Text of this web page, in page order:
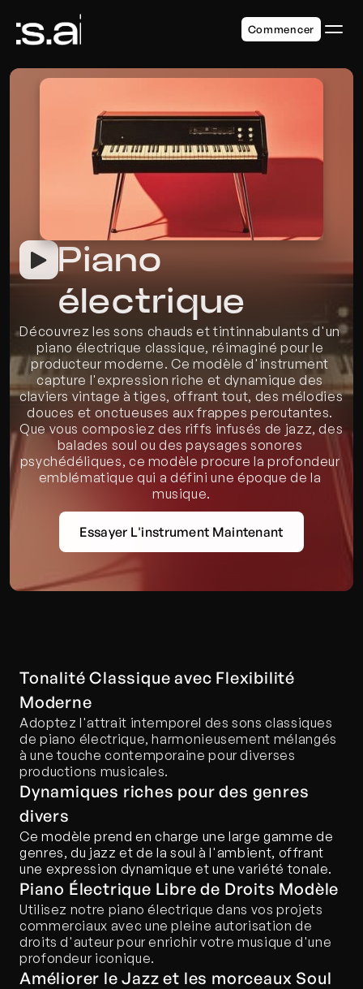
Piano
électrique
Découvrez les sons chauds et tintinnabulants d'un
piano électrique classique, réimaginé pour le
producteur moderne. Ce modèle d'instrument
capture l'expression riche et dynamique des
claviers vintage à tiges, offrant tout, des mélodies
douces et onctueuses aux frappes percutantes.
Que vous composiez des riffs infusés de jazz, des
balades soul ou des paysages sonores
psychédéliques, ce modèle procure la profondeur
emblématique qui a défini une époque de la
musique.
Essayer L'instrument Maintenant
Tonalité Classique avec Flexibilité
Moderne
Adoptez l'attrait intemporel des sons classiques
de piano électrique, harmonieusement mélangés
à une touche contemporaine pour diverses
productions musicales.
Dynamiques riches pour des genres
divers
Ce modèle prend en charge une large gamme de
genres, du jazz et de la soul à l'ambient, offrant
une expression dynamique et une variété tonale.
Piano Électrique Libre de Droits Modèle
Utilisez notre piano électrique dans vos projets
commerciaux avec une pleine autorisation de
droits d'auteur pour enrichir votre musique d'une
profondeur iconique.
Améliorer le Jazz et les morceaux Soul
Commencer